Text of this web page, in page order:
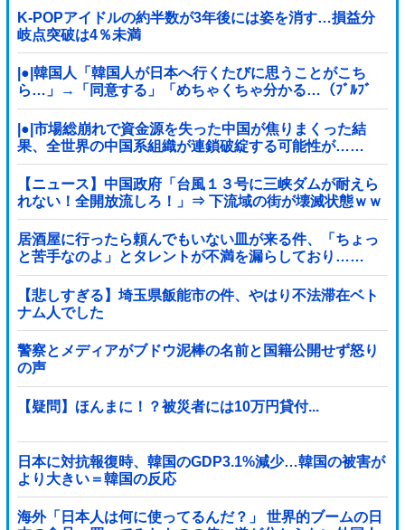
K-POPアイドルの約半数が3年後には姿を消す…損益分
岐点突破は4％未満
|●|韓国人「韓国人が日本へ行くたびに思うことがこち
ら…」→「同意する」「めちゃくちゃ分かる…（ﾌﾞﾙﾌﾞ
ﾙ」＝韓国の反応
|●|市場総崩れで資金源を失った中国が焦りまくった結
果、全世界の中国系組織が連鎖破綻する可能性が……
【ニュース】中国政府「台風１３号に三峡ダムが耐えら
れない！全開放流しろ！」⇒ 下流域の街が壊滅状態ｗｗ
ｗｗｗ
居酒屋に行ったら頼んでもいない皿が来る件、「ちょっ
と苦手なのよ」とタレントが不満を漏らしており……
【悲しすぎる】埼玉県飯能市の件、やはり不法滞在ベト
ナム人でした
警察とメディアがブドウ泥棒の名前と国籍公開せず怒り
の声
【疑問】ほんまに！？被災者には10万円貸付...
日本に対抗報復時、韓国のGDP3.1%減少…韓国の被害が
より大きい＝韓国の反応
海外「日本人は何に使ってるんだ？」 世界的ブームの日